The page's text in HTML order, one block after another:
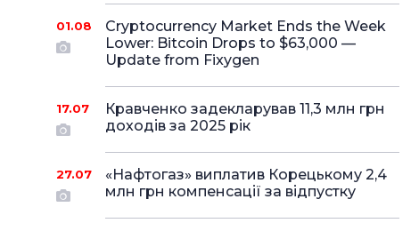
01.08
Cryptocurrency Market Ends the Week
Lower: Bitcoin Drops to $63,000 —
Update from Fixygen
17.07
Кравченко задекларував 11,3 млн грн
доходів за 2025 рік
27.07
«Нафтогаз» виплатив Корецькому 2,4
млн грн компенсації за відпустку